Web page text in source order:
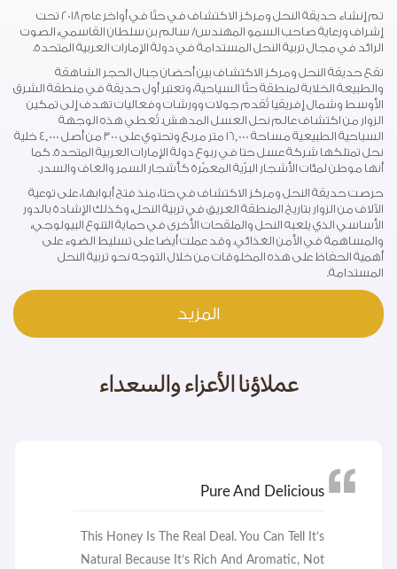
تم إنشاء حديقة النحل ومركز الاكتشاف في حتّا في أواخر عام 2018 تحت
إشراف ورعاية صاحب السمو المهندس/ سالم بن سلطان القاسمي، الصوت
الرائد في مجال تربية النحل المستدامة في دولة الإمارات العربية المتحدة.
تقع حديقة النحل ومركز الاكتشاف بين أحضان جبال الحجر الشاهقة
والطبيعة الخلابة لمنطقة حتَّا السياحية، وتعتبر أول حديقة في منطقة الشرق
الأوسط وشمال إفريقيا تُقدم جولات وورشات وفعاليات تهدف إلى تمكين
الزوار من اكتشاف عالم نحل العسل المدهش. تُغطي هذه الوجهة
السياحية الطبيعية مساحة 16,000 متر مربع وتحتوي على 300 من أصل 4,000 خلية
نحل تمتلكها شركة عسل حتا في ربوع دولة الإمارات العربية المتحدة. كما
أنها موطن لمئات الأشجار البرّية المعمّرة كأشجار السمر والغاف والسدر.
حرصت حديقة النحل ومركز الاكتشاف في حتا، منذ فتح أبوابها، على توعية
الآلاف من الزوار بتاريخ المنطقة العريق في تربية النحل، وكذلك الإشادة بالدور
الأساسي الذي يلعبه النحل والملقحات الأخرى في حماية التنوع البيولوجي،
والمساهمة في الأمن الغذائي. وقد عملت أيضا على تسليط الضوء على
أهمية الحفاظ على هذه المخلوقات من خلال التوجه نحو تربية النحل
المستدامة.
المزيد
عملاؤنا الأعزاء والسعداء
A Must-Have In My Kitchen
I Bought Hatta Honey After A Friend
Recommended It, And I’m So Glad I Did. It’s